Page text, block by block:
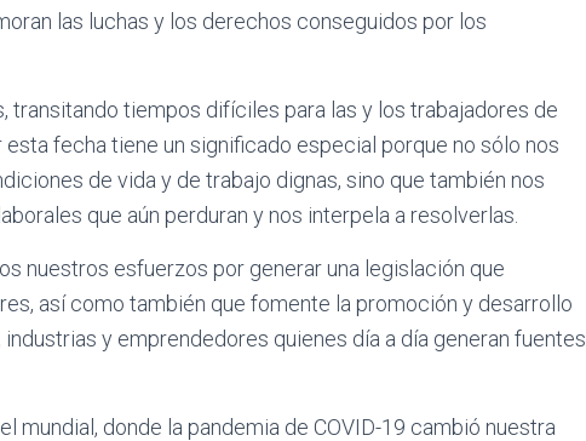
las luchas y los derechos conseguidos por los
transitando tiempos difíciles para las y los trabajadores de
fecha tiene un significado especial porque no sólo nos
de vida y de trabajo dignas, sino que también nos
que aún perduran y nos interpela a resolverlas.
nuestros esfuerzos por generar una legislación que
así como también que fomente la promoción y desarrollo
y emprendedores quienes día a día generan fuentes
mundial, donde la pandemia de COVID-19 cambió nuestra